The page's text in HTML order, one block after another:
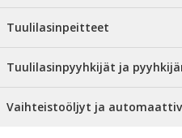
Tuulilasinpeitteet
Tuulilasinpyyhkijät ja
Vaihteistoöljyt ja